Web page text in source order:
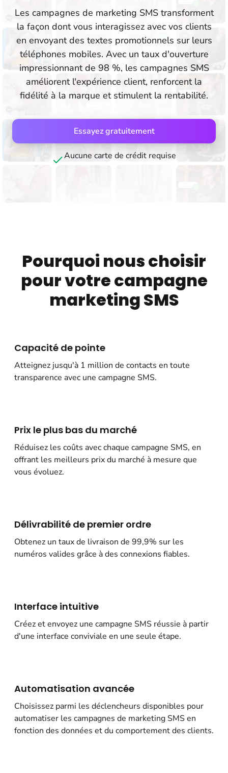
Les campagnes de marketing SMS transforment
la façon dont vous interagissez avec vos clients
en envoyant des textes promotionnels sur leurs
téléphones mobiles. Avec un taux d'ouverture
impressionnant de 98 %, les campagnes SMS
améliorent l'expérience client, renforcent la
fidélité à la marque et stimulent la rentabilité.
Essayez gratuitement
Aucune carte de crédit requise
Pourquoi nous choisir
pour votre campagne
marketing SMS
Capacité de pointe
Atteignez jusqu'à 1 million de contacts en toute
transparence avec une campagne SMS.
Prix le plus bas du marché
Réduisez les coûts avec chaque campagne SMS, en
offrant les meilleurs prix du marché à mesure que
vous évoluez.
Délivrabilité de premier ordre
Obtenez un taux de livraison de 99,9% sur les
numéros valides grâce à des connexions fiables.
Interface intuitive
Créez et envoyez une campagne SMS réussie à partir
d'une interface conviviale en une seule étape.
Automatisation avancée
Choisissez parmi les déclencheurs disponibles pour
automatiser les campagnes de marketing SMS en
fonction des données et du comportement des clients.